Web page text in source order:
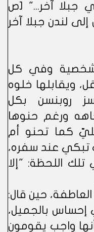
جبلا آخر..." [ص
لندن جبلا آخر
وفي كل
ويقابلها خلوه
روبنسن بكل
ورغم حنوها
كما تحنو أم
30] فكانت تبكي عند سفره،
اللحظة: "إلا
حين قال:
بالجميل،
واجب يقومون